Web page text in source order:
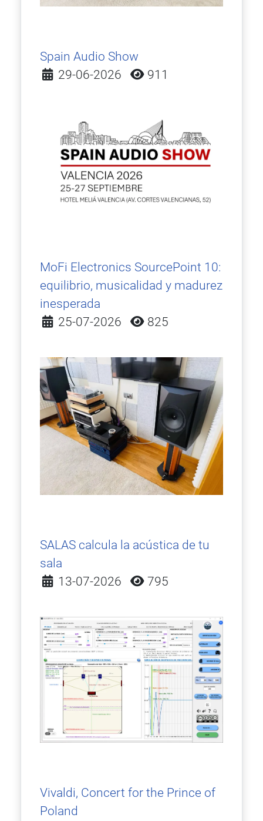
Spain Audio Show
Detalles
29-06-2026 911
MoFi Electronics SourcePoint 10:
equilibrio, musicalidad y madurez
inesperada
Detalles
25-07-2026 825
SALAS calcula la acústica de tu
sala
Detalles
13-07-2026 795
Vivaldi, Concert for the Prince of
Poland